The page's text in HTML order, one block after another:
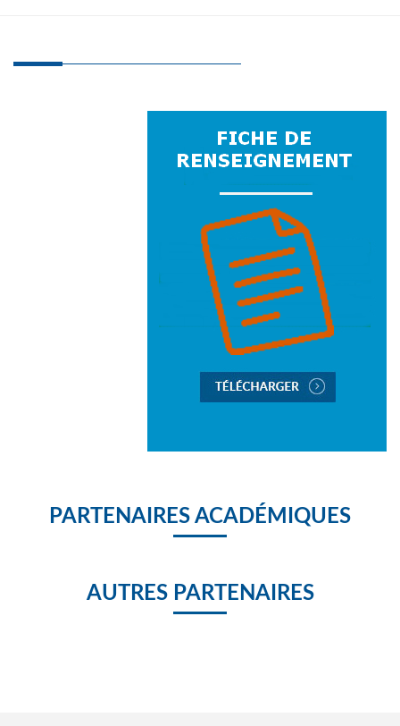
PARTENAIRES ACADÉMIQUES
AUTRES PARTENAIRES